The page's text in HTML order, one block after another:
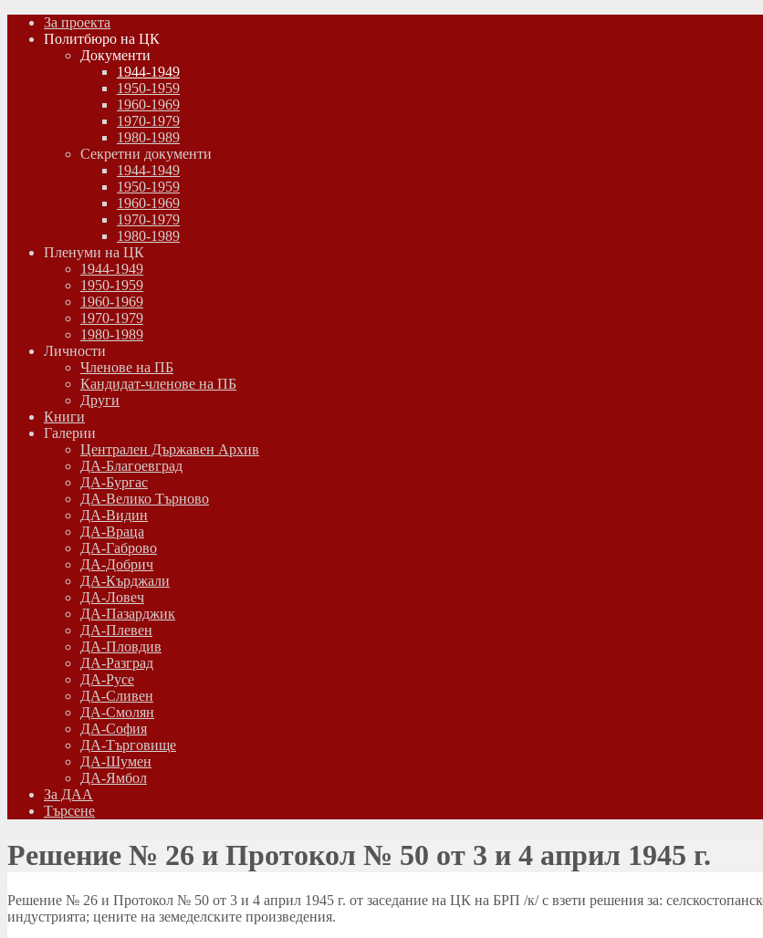
За проекта
Политбюро на ЦК
Документи
1944-1949
1950-1959
1960-1969
1970-1979
1980-1989
Секретни документи
1944-1949
1950-1959
1960-1969
1970-1979
1980-1989
Пленуми на ЦК
1944-1949
1950-1959
1960-1969
1970-1979
1980-1989
Личности
Членове на ПБ
Кандидат-членове на ПБ
Други
Книги
Галерии
Централен Държавен Архив
ДА-Благоевград
ДА-Бургас
ДА-Велико Търново
ДА-Видин
ДА-Враца
ДА-Габрово
ДА-Добрич
ДА-Кърджали
ДА-Ловеч
ДА-Пазарджик
ДА-Плевен
ДА-Пловдив
ДА-Разград
ДА-Русе
ДА-Сливен
ДА-Смолян
ДА-София
ДА-Търговище
ДА-Шумен
ДА-Ямбол
Зa ДАА
Търсене
Решение № 26 и Протокол № 50 от 3 и 4 април 1945 г.
Решение № 26 и Протокол № 50 от 3 и 4 април 1945 г. от заседание на ЦК на БРП /к/ с взети решения за:
индустрията; цените на земеделските произведения.